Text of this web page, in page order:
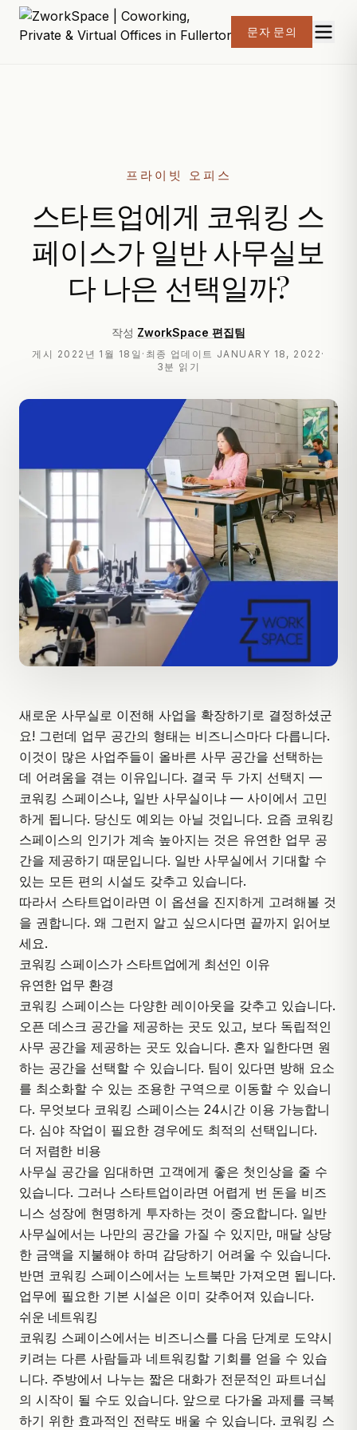
문자 문의
프라이빗 오피스
스타트업에게 코워킹 스
페이스가 일반 사무실보
다 나은 선택일까?
작성 ZworkSpace 편집팀
게시 2022년 1월 18일 · 최종 업데이트 JANUARY 18, 2022 ·
3분 읽기
새로운 사무실로 이전해 사업을 확장하기로 결정하셨군
요! 그런데 업무 공간의 형태는 비즈니스마다 다릅니다.
이것이 많은 사업주들이 올바른 사무 공간을 선택하는
데 어려움을 겪는 이유입니다. 결국 두 가지 선택지 —
코워킹 스페이스냐, 일반 사무실이냐 — 사이에서 고민
하게 됩니다. 당신도 예외는 아닐 것입니다. 요즘 코워킹
스페이스의 인기가 계속 높아지는 것은 유연한 업무 공
간을 제공하기 때문입니다. 일반 사무실에서 기대할 수
있는 모든 편의 시설도 갖추고 있습니다.
따라서 스타트업이라면 이 옵션을 진지하게 고려해볼 것
을 권합니다. 왜 그런지 알고 싶으시다면 끝까지 읽어보
세요.
코워킹 스페이스가 스타트업에게 최선인 이유
유연한 업무 환경
코워킹 스페이스는 다양한 레이아웃을 갖추고 있습니다.
오픈 데스크 공간을 제공하는 곳도 있고, 보다 독립적인
사무 공간을 제공하는 곳도 있습니다. 혼자 일한다면 원
하는 공간을 선택할 수 있습니다. 팀이 있다면 방해 요소
를 최소화할 수 있는 조용한 구역으로 이동할 수 있습니
다. 무엇보다 코워킹 스페이스는 24시간 이용 가능합니
다. 심야 작업이 필요한 경우에도 최적의 선택입니다.
더 저렴한 비용
사무실 공간을 임대하면 고객에게 좋은 첫인상을 줄 수
있습니다. 그러나 스타트업이라면 어렵게 번 돈을 비즈
니스 성장에 현명하게 투자하는 것이 중요합니다. 일반
사무실에서는 나만의 공간을 가질 수 있지만, 매달 상당
한 금액을 지불해야 하며 감당하기 어려울 수 있습니다.
반면 코워킹 스페이스에서는 노트북만 가져오면 됩니다.
업무에 필요한 기본 시설은 이미 갖추어져 있습니다.
쉬운 네트워킹
코워킹 스페이스에서는 비즈니스를 다음 단계로 도약시
키려는 다른 사람들과 네트워킹할 기회를 얻을 수 있습
니다. 주방에서 나누는 짧은 대화가 전문적인 파트너십
의 시작이 될 수도 있습니다. 앞으로 다가올 과제를 극복
하기 위한 효과적인 전략도 배울 수 있습니다. 코워킹 스